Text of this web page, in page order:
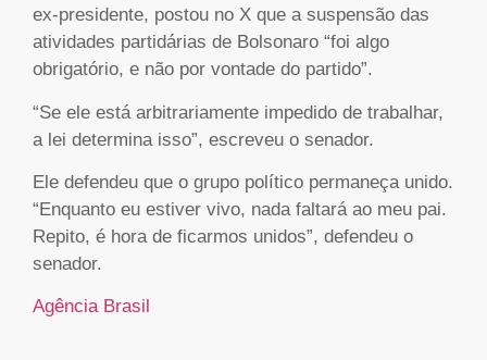
ex-presidente, postou no X que a suspensão das
atividades partidárias de Bolsonaro “foi algo
obrigatório, e não por vontade do partido”.
“Se ele está arbitrariamente impedido de trabalhar,
a lei determina isso”, escreveu o senador.
Ele defendeu que o grupo político permaneça unido.
“Enquanto eu estiver vivo, nada faltará ao meu pai.
Repito, é hora de ficarmos unidos”, defendeu o
senador.
Agência Brasil